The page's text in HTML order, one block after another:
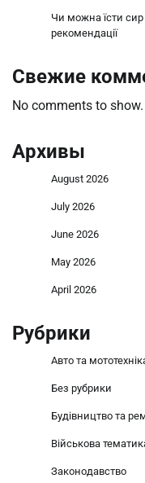
Чи можна їсти сир
рекомендації
Свежие
No comments to show.
Архивы
August 2026
July 2026
June 2026
May 2026
April 2026
Рубрики
Авто та
Без рубрики
Будівництво та
Військова
Законодавство